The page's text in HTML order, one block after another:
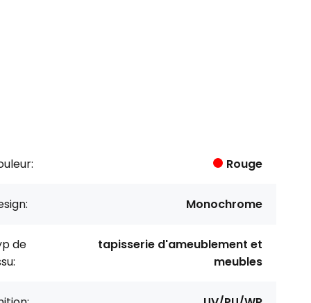
Rouge
Monochrome
de
tapisserie d'ameublement et
meubles